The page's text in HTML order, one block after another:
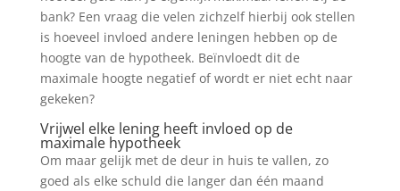
bank? Een vraag die velen zichzelf hierbij ook stellen
is hoeveel invloed andere leningen hebben op de
hoogte van de hypotheek. Beïnvloedt dit de
maximale hoogte negatief of wordt er niet echt naar
gekeken?
Vrijwel elke lening heeft invloed op de
maximale hypotheek
Om maar gelijk met de deur in huis te vallen, zo
goed als elke schuld die langer dan één maand